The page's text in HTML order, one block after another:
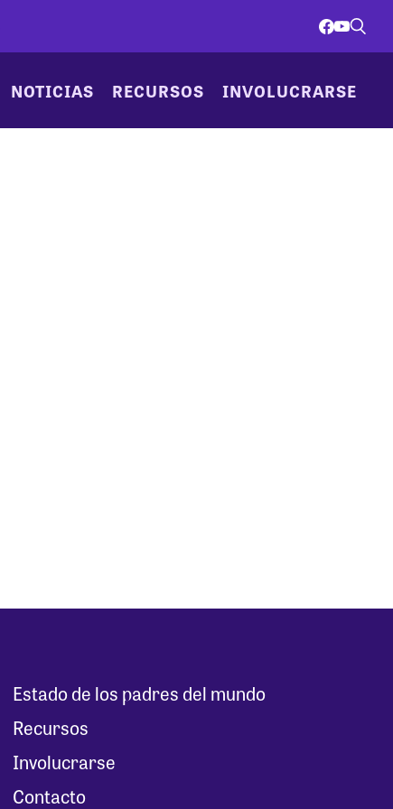
NOTICIAS RECURSOS INVOLUCRARSE
Estado de los padres del mundo
Recursos
Involucrarse
Contacto